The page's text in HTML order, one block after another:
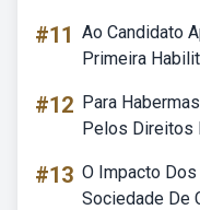
#11 Ao Candidato
Primeira
#12 Para
Pelos Direitos
#13 O Impacto
Sociedade De